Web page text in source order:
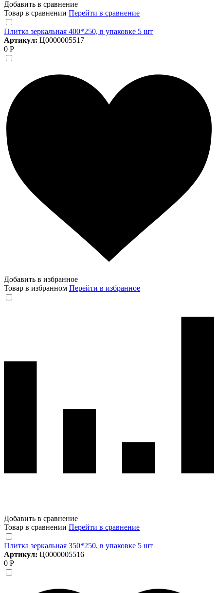
Добавить в сравнение
Товар в сравнении Перейти в сравнение
Плитка зеркальная 400*250, в упаковке 5 шт
Артикул: Ц0000005517
0 Р
Добавить в избранное
Товар в избранном Перейти в избранное
Добавить в сравнение
Товар в сравнении Перейти в сравнение
Плитка зеркальная 350*250, в упаковке 5 шт
Артикул: Ц0000005516
0 Р